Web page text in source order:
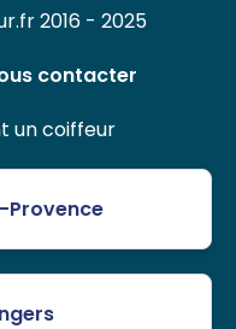
2016 - 2025
contacter
un coiffeur
Provence